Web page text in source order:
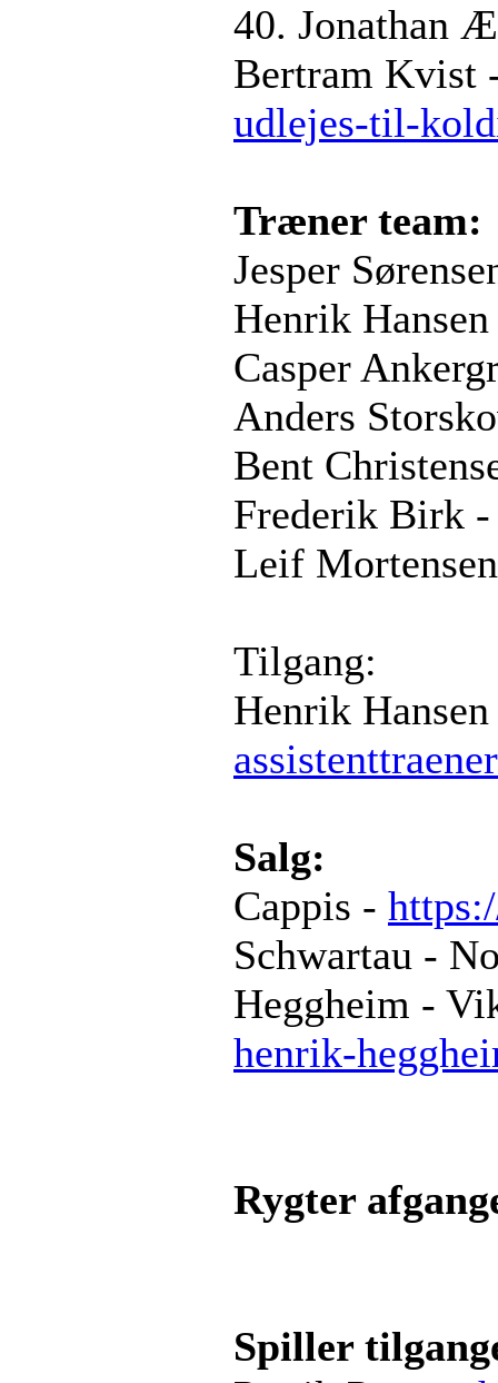
40. Jonathan
Bertram
udlejes-til-
Træner team:
Jesper
Henrik
Casper
Anders
Bent
Frederik Birk
Leif
Tilgang:
Henrik
assistenttraener
Salg:
Cappis -
Schwartau -
Heggheim -
henrik-
Rygter
Spiller